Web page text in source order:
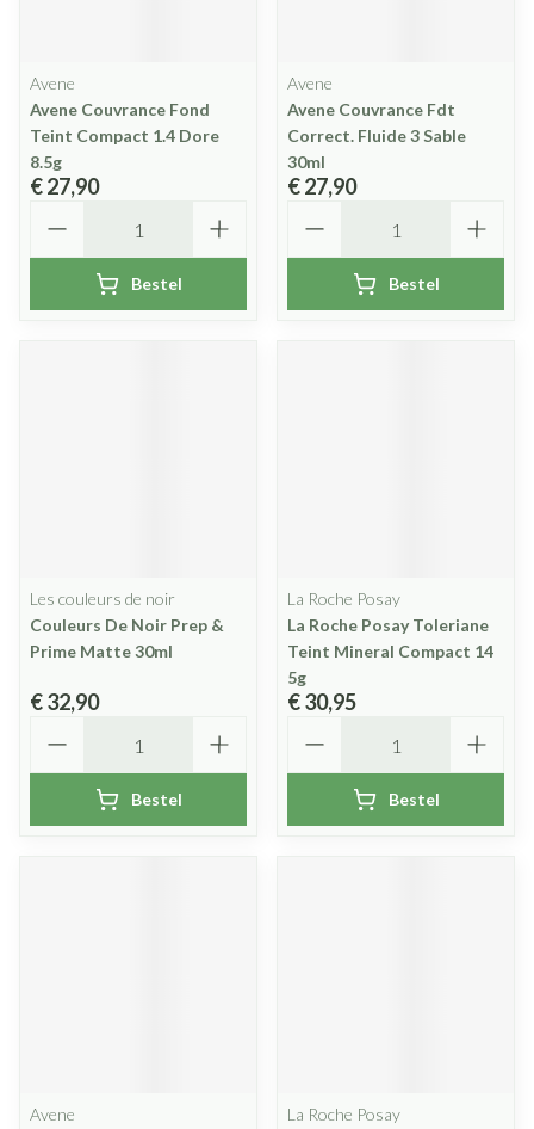
Avene
Avene Couvrance Fond
Teint Compact 1.4 Dore
8.5g
€ 27,90
Bestel
Avene
Avene Couvrance Fdt
Correct. Fluide 3 Sable
30ml
€ 27,90
Bestel
Les couleurs de noir
Couleurs De Noir Prep &
Prime Matte 30ml
€ 32,90
Bestel
La Roche Posay
La Roche Posay Toleriane
Teint Mineral Compact 14
5g
€ 30,95
Bestel
Avene
La Roche Posay